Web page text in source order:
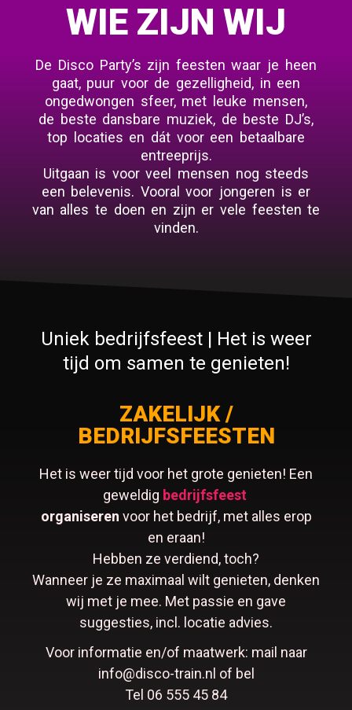
WIE ZIJN WIJ
De Disco Party’s zijn feesten waar je heen
gaat, puur voor de gezelligheid, in een
ongedwongen sfeer, met leuke mensen,
de beste dansbare muziek, de beste DJ’s,
top locaties en dát voor een betaalbare
entreeprijs.
Uitgaan is voor veel mensen nog steeds
een belevenis. Vooral voor jongeren is er
van alles te doen en zijn er vele feesten te
vinden.
Uniek bedrijfsfeest | Het is weer
tijd om samen te genieten!
ZAKELIJK /
BEDRIJFSFEESTEN
Het is weer tijd voor het grote genieten! Een
geweldig bedrijfsfeest
organiseren voor het bedrijf, met alles erop
en eraan!
Hebben ze verdiend, toch?
Wanneer je ze maximaal wilt genieten, denken
wij met je mee. Met passie en gave
suggesties, incl. locatie advies.
Voor informatie en/of maatwerk: mail naar
info@disco-train.nl of bel
Tel 06 555 45 84